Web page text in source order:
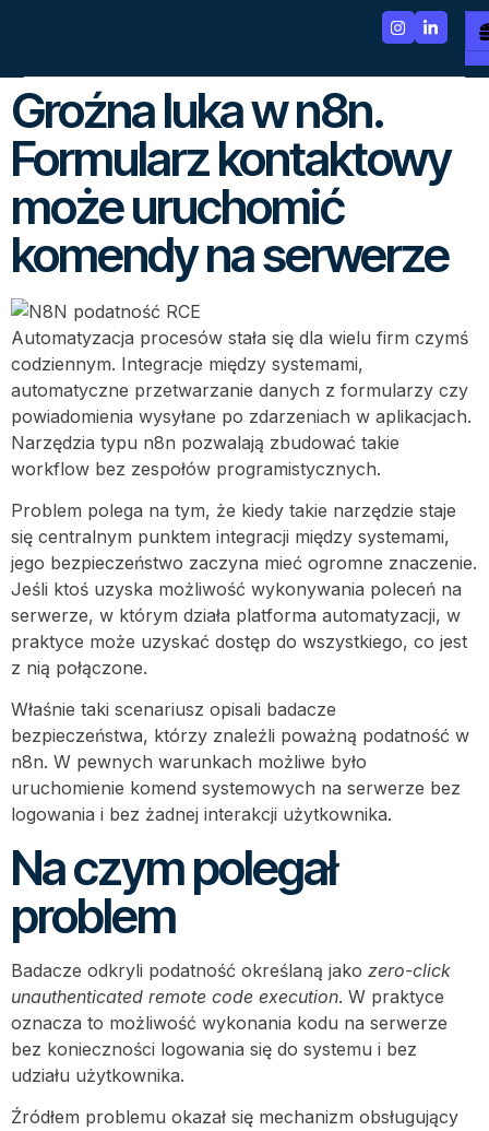
Groźna luka w n8n.
Formularz kontaktowy
może uruchomić
komendy na serwerze
Automatyzacja procesów stała się dla wielu firm czymś
codziennym. Integracje między systemami,
automatyczne przetwarzanie danych z formularzy czy
powiadomienia wysyłane po zdarzeniach w aplikacjach.
Narzędzia typu n8n pozwalają zbudować takie
workflow bez zespołów programistycznych.
Problem polega na tym, że kiedy takie narzędzie staje
się centralnym punktem integracji między systemami,
jego bezpieczeństwo zaczyna mieć ogromne znaczenie.
Jeśli ktoś uzyska możliwość wykonywania poleceń na
serwerze, w którym działa platforma automatyzacji, w
praktyce może uzyskać dostęp do wszystkiego, co jest
z nią połączone.
Właśnie taki scenariusz opisali badacze
bezpieczeństwa, którzy znaleźli poważną podatność w
n8n. W pewnych warunkach możliwe było
uruchomienie komend systemowych na serwerze bez
logowania i bez żadnej interakcji użytkownika.
Na czym polegał
problem
Badacze odkryli podatność określaną jako zero-click
unauthenticated remote code execution. W praktyce
oznacza to możliwość wykonania kodu na serwerze
bez konieczności logowania się do systemu i bez
udziału użytkownika.
Źródłem problemu okazał się mechanizm obsługujący